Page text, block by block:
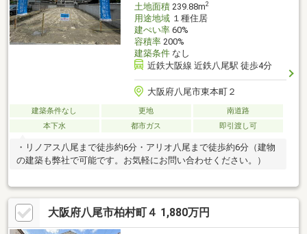
土地面積239.88m2
用途地域１種住居
建ぺい率60%
容積率200%
建築条件なし
近鉄大阪線 近鉄八尾駅 徒歩4分
大阪府八尾市東本町２
建築条件なし 更地
南道路
本下水
都市ガス 即引渡し可
・リノアス八尾まで徒歩約6分・アリオ八尾まで徒歩約6分（建物
の建築も弊社で可能です。お気軽にお問い合わせください。）
大阪府八尾市柏村町４ 1,880万円